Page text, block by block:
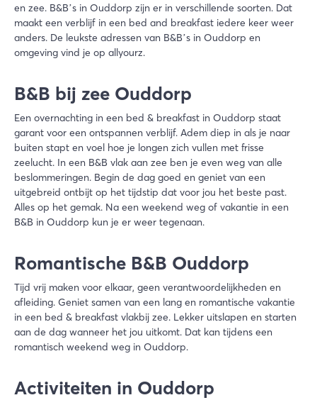
en zee. B&B’s in Ouddorp zijn er in verschillende soorten. Dat
maakt een verblijf in een bed and breakfast iedere keer weer
anders. De leukste adressen van B&B’s in Ouddorp en
omgeving vind je op allyourz.
B&B bij zee Ouddorp
Een overnachting in een bed & breakfast in Ouddorp staat
garant voor een ontspannen verblijf. Adem diep in als je naar
buiten stapt en voel hoe je longen zich vullen met frisse
zeelucht. In een B&B vlak aan zee ben je even weg van alle
beslommeringen. Begin de dag goed en geniet van een
uitgebreid ontbijt op het tijdstip dat voor jou het beste past.
Alles op het gemak. Na een weekend weg of vakantie in een
B&B in Ouddorp kun je er weer tegenaan.
Romantische B&B Ouddorp
Tijd vrij maken voor elkaar, geen verantwoordelijkheden en
afleiding. Geniet samen van een lang en romantische vakantie
in een bed & breakfast vlakbij zee. Lekker uitslapen en starten
aan de dag wanneer het jou uitkomt. Dat kan tijdens een
romantisch weekend weg in Ouddorp.
Activiteiten in Ouddorp